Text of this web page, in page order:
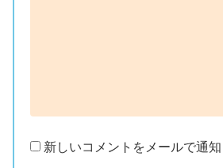
新しいコメントをメールで通知